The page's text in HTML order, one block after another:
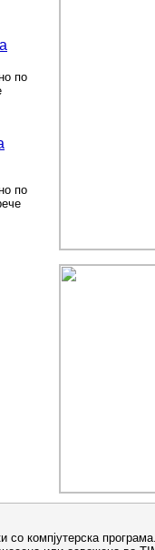
по
по
со компјутерска програма.